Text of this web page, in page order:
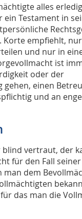
alles
Testament in
Korte empfiehlt, nur
und nur in
ist
oder der
gehen, einen
und an enge
blind vertraut, der
für den Fall
man dem
das man die